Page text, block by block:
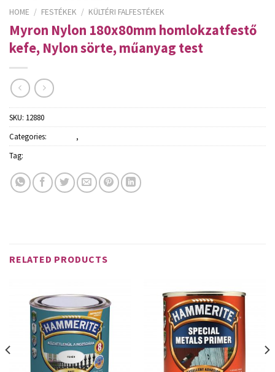
HOME / FESTÉKEK / KÜLTÉRI FALFESTÉKEK
Myron Nylon 180x80mm homlokzatfestő
kefe, Nylon sörte, műanyag test
SKU: 12880
Categories:
,
Tag:
RELATED PRODUCTS